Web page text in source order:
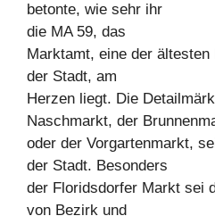
betonte, wie sehr ihr
die MA 59, das
Marktamt, eine der
der Stadt, am
Herzen liegt. Die
Naschmarkt, der
oder der Vorgartenmarkt,
der Stadt. Besonders
der Floridsdorfer Markt sei
von Bezirk und